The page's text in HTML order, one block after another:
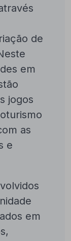
de
em
jogos
as
e
em